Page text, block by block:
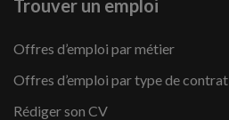
Trouver un emploi
Offres d’emploi par métier
Offres d’emploi par type de contrat
Rédiger son CV